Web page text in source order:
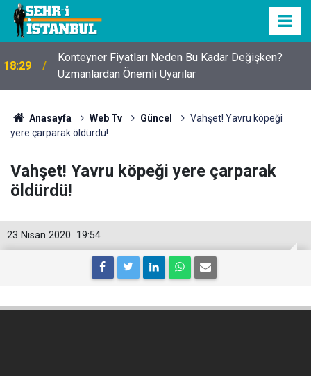
18:29
Konteyner Fiyatları Neden Bu Kadar Değişken?
Uzmanlardan Önemli Uyarılar
Anasayfa Web Tv Güncel
Vahşet! Yavru köpeği
yere çarparak öldürdü!
Vahşet! Yavru köpeği yere çarparak
öldürdü!
19:54
23 Nisan 2020